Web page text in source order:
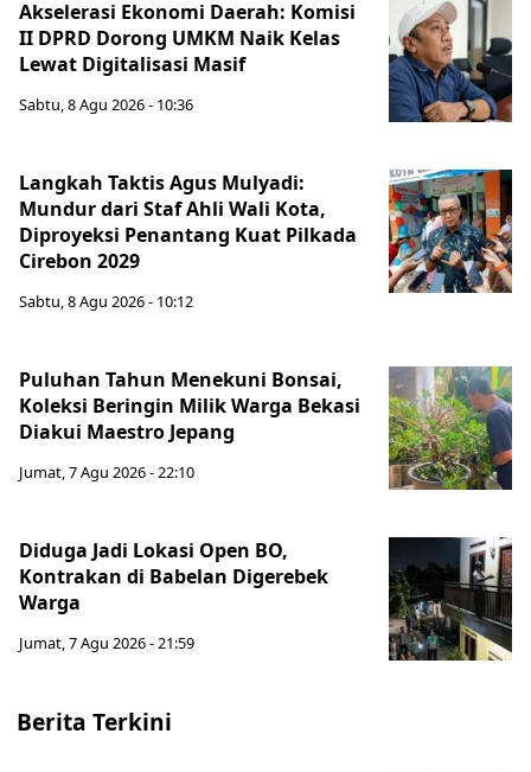
Akselerasi Ekonomi Daerah: Komisi
II DPRD Dorong UMKM Naik Kelas
Lewat Digitalisasi Masif
Sabtu, 8 Agu 2026 - 10:36
Langkah Taktis Agus Mulyadi:
Mundur dari Staf Ahli Wali Kota,
Diproyeksi Penantang Kuat Pilkada
Cirebon 2029
Sabtu, 8 Agu 2026 - 10:12
Puluhan Tahun Menekuni Bonsai,
Koleksi Beringin Milik Warga Bekasi
Diakui Maestro Jepang
Jumat, 7 Agu 2026 - 22:10
Diduga Jadi Lokasi Open BO,
Kontrakan di Babelan Digerebek
Warga
Jumat, 7 Agu 2026 - 21:59
Berita Terkini